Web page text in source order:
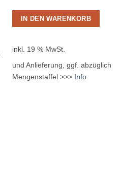
IN DEN WARENKORB
inkl. 19 % MwSt.
und Anlieferung, ggf. abzüglich
Mengenstaffel >>> Info